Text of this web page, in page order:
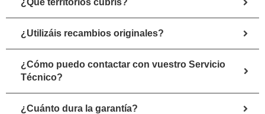
¿Utilizáis recambios originales?
¿Cómo puedo contactar con vuestro Servicio
Técnico?
¿Cuánto dura la garantía?